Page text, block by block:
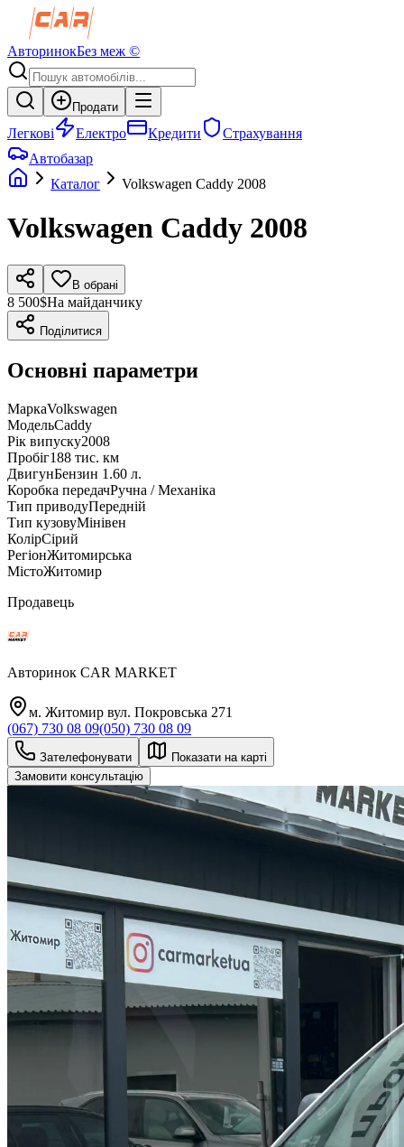
АвторинокБез меж ©
Продати
Легкові Електро Кредити
Страхування
Автобазар
Каталог
Volkswagen Caddy 2008
Volkswagen Caddy 2008
В обрані
8 500$На майданчику
Поділитися
Основні параметри
МаркаVolkswagen
МодельCaddy
Рік випуску2008
Пробіг188 тис. км
ДвигунБензин 1.60 л.
Коробка передачРучна / Механіка
Тип приводуПередній
Тип кузовуМінівен
КолірСірий
РегіонЖитомирська
МістоЖитомир
Продавець
Авторинок CAR MARKET
м. Житомир вул. Покровська 271
(067) 730 08 09(050) 730 08 09
Зателефонувати
Показати на карті
Замовити консультацію